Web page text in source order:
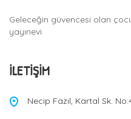
a
t
o
n
Geleceğin güvencesi olan
yayınevi
İLETIŞIM
Necip Fazıl, Kartal Sk.